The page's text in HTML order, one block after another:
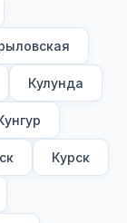
Кулунда
Курск